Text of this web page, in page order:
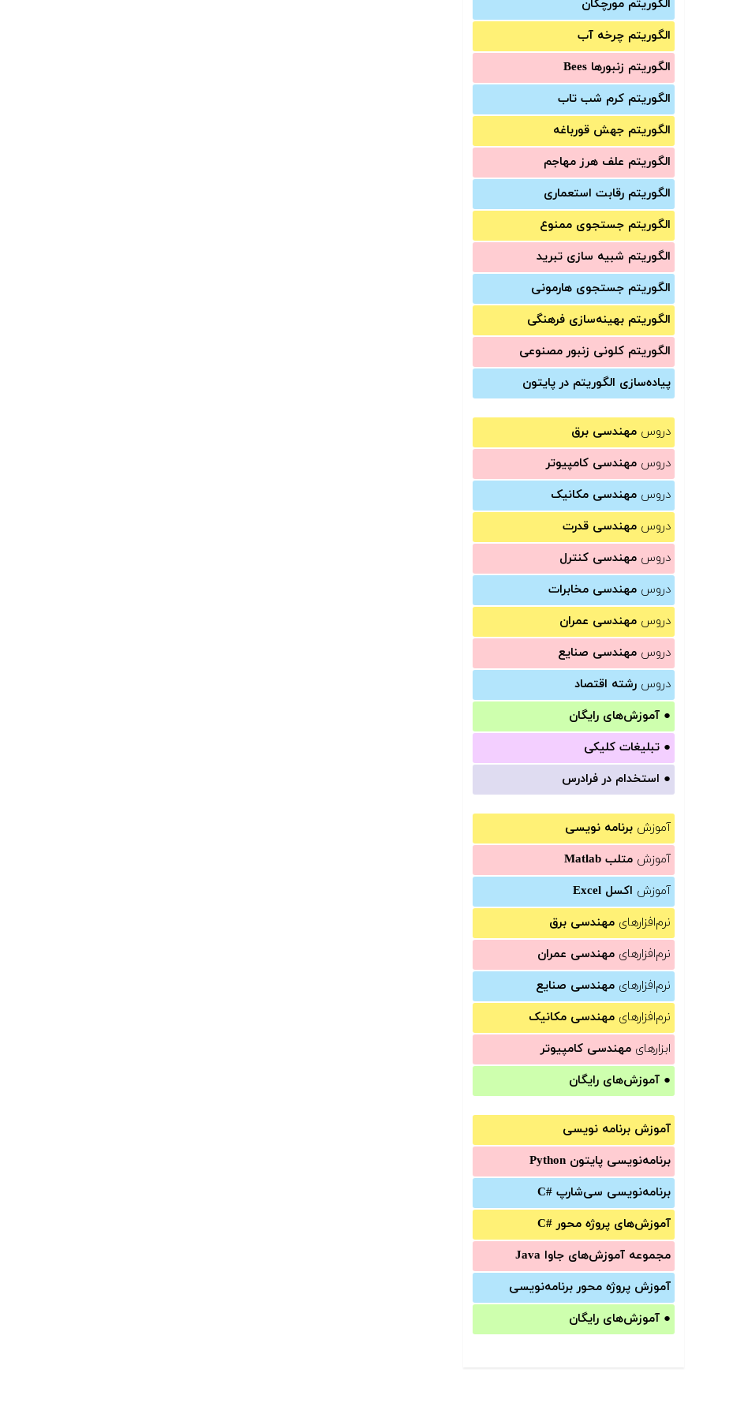
الگوریتم مورچگان
الگوریتم چرخه آب
الگوریتم زنبورها Bees
الگوریتم کرم شب تاب
الگوریتم جهش قورباغه
الگوریتم علف هرز مهاجم
الگوریتم رقابت استعماری
الگوریتم جستجوی ممنوع
الگوریتم شبیه سازی تبرید
الگوریتم جستجوی هارمونی
الگوریتم بهینه‌سازی فرهنگی
الگوریتم کلونی زنبور مصنوعی
پیاده‌سازی الگوریتم در پایتون
دروس مهندسی برق
دروس مهندسی کامپیوتر
دروس مهندسی مکانیک
دروس مهندسی قدرت
دروس مهندسی کنترل
دروس مهندسی مخابرات
دروس مهندسی عمران
دروس مهندسی صنایع
دروس رشته اقتصاد
● آموزش‌های رایگان
● تبلیغات کلیکی
● استخدام در فرادرس
آموزش برنامه نویسی
آموزش متلب Matlab
آموزش اکسل Excel
نرم‌افزارهای مهندسی برق
نرم‌افزارهای مهندسی عمران
نرم‌افزارهای مهندسی صنایع
نرم‌افزارهای مهندسی مکانیک
ابزارهای مهندسی کامپیوتر
● آموزش‌های رایگان
آموزش برنامه نویسی
برنامه‌نویسی پایتون Python
برنامه‌‌نویسی سی‌شارپ C#‎
آموزش‌های پروژه محور #C
مجموعه آموزش‌های جاوا Java
آموزش‌ پروژه محور برنامه‌نویسی
● آموزش‌های رایگان